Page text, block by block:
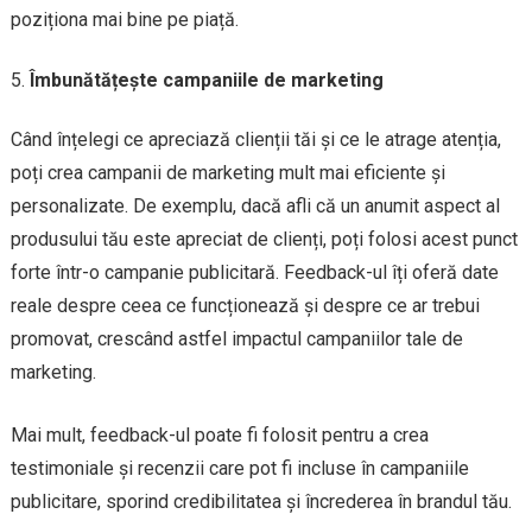
poziționa mai bine pe piață.
Îmbunătățește campaniile de marketing
Când înțelegi ce apreciază clienții tăi și ce le atrage atenția,
poți crea campanii de marketing mult mai eficiente și
personalizate. De exemplu, dacă afli că un anumit aspect al
produsului tău este apreciat de clienți, poți folosi acest punct
forte într-o campanie publicitară. Feedback-ul îți oferă date
reale despre ceea ce funcționează și despre ce ar trebui
promovat, crescând astfel impactul campaniilor tale de
marketing.
Mai mult, feedback-ul poate fi folosit pentru a crea
testimoniale și recenzii care pot fi incluse în campaniile
publicitare, sporind credibilitatea și încrederea în brandul tău.